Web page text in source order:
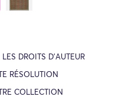
DROITS D’AUTEUR
RÉSOLUTION
COLLECTION